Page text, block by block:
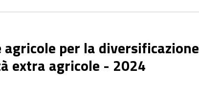
agricole per la diversificazione
extra agricole - 2024